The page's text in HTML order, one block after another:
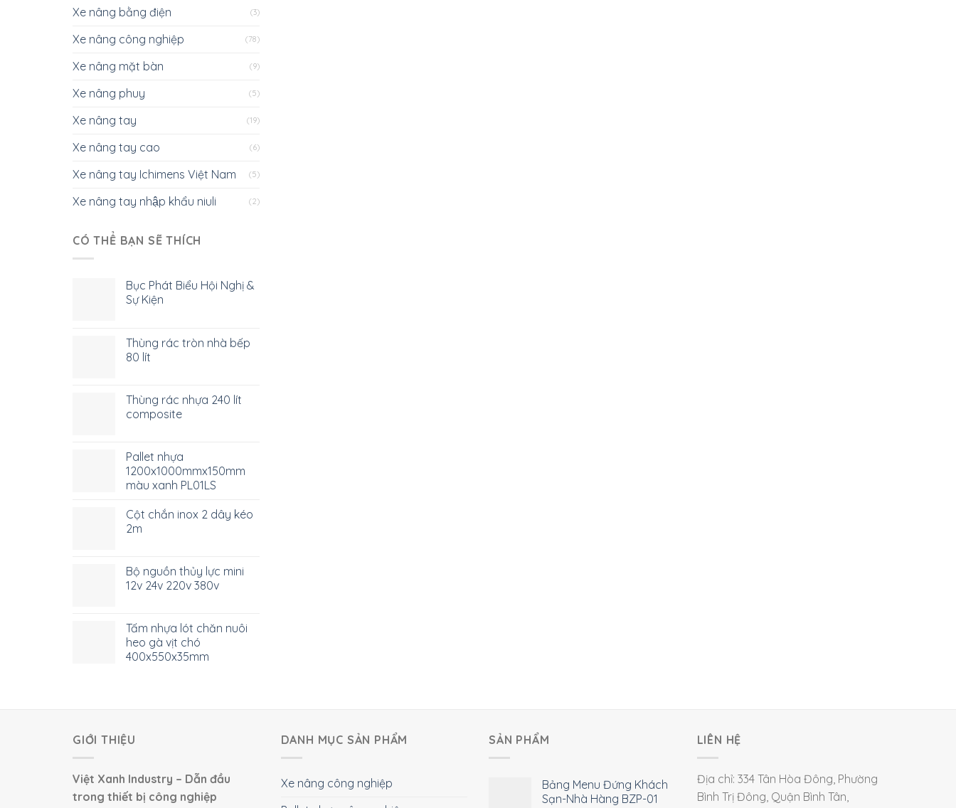
Xe nâng bằng điện (3)
Xe nâng công nghiệp (78)
Xe nâng mặt bàn (9)
Xe nâng phuy (5)
Xe nâng tay (19)
Xe nâng tay cao (6)
Xe nâng tay Ichimens Việt Nam (5)
Xe nâng tay nhập khẩu niuli (2)
CÓ THỂ BẠN SẼ THÍCH
Bục Phát Biểu Hội Nghị &
Sự Kiện
Thùng rác tròn nhà bếp
80 lít
Thùng rác nhựa 240 lít
composite
Pallet nhựa
1200x1000mmx150mm
màu xanh PL01LS
Cột chắn inox 2 dây kéo
2m
Bộ nguồn thủy lực mini
12v 24v 220v 380v
Tấm nhựa lót chăn nuôi
heo gà vịt chó
400x550x35mm
GIỚI THIỆU
Việt Xanh Industry – Dẫn đầu
trong thiết bị công nghiệp
DANH MỤC SẢN PHẨM
Xe nâng công nghiệp
SẢN PHẨM
Bảng Menu Đứng Khách
Sạn-Nhà Hàng BZP-01
LIÊN HỆ
Địa chỉ: 334 Tân Hòa Đông, Phường
Bình Trị Đông, Quận Bình Tân,